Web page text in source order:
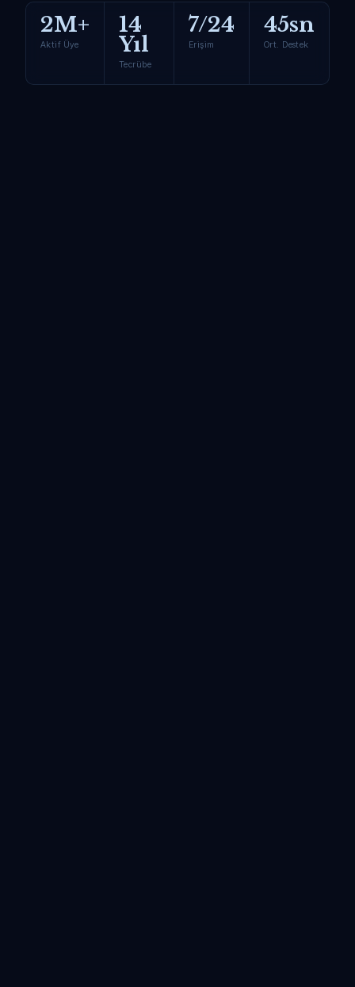
2M+
Aktif Üye
14
Yıl
Tecrübe
7/24
Erişim
45sn
Ort. Destek